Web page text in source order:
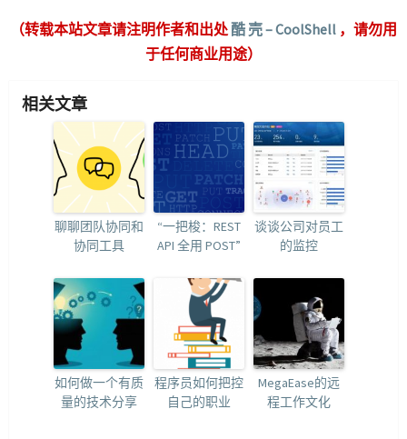
（转载本站文章请注明作者和出处酷 壳 – CoolShell ，请勿用
于任何商业用途）
相关文章
聊聊团队协同和
协同工具
“一把梭：REST
API 全用 POST”
谈谈公司对员工
的监控
如何做一个有质
量的技术分享
程序员如何把控
自己的职业
MegaEase的远
程工作文化